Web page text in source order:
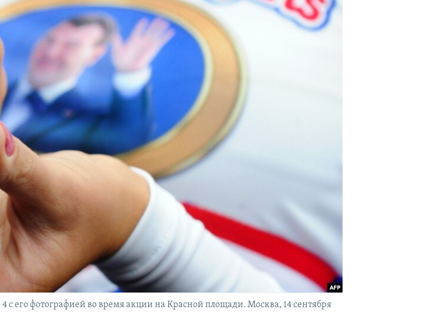
его фотографией во время акции на Красной площади. Москва, 14 сентября